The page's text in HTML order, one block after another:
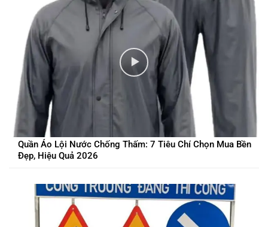
Quần Áo Lội Nước Chống Thấm: 7 Tiêu Chí Chọn Mua Bền
Đẹp, Hiệu Quả 2026